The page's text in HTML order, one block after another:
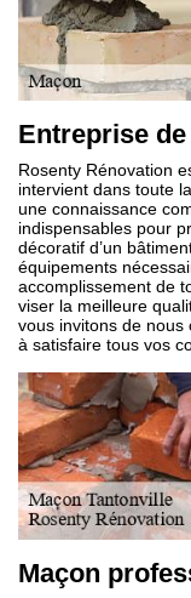
Entreprise
Rosenty Rénovation
intervient dans toute
une connaissance
indispensables pour
décoratif d’un
équipements
accomplissement de
viser la meilleure
vous invitons de
à satisfaire tous vos
Maçon